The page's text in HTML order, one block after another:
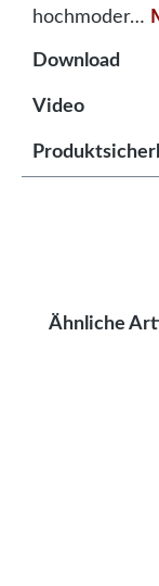
hochmoder…
Download
Video
Ähnliche